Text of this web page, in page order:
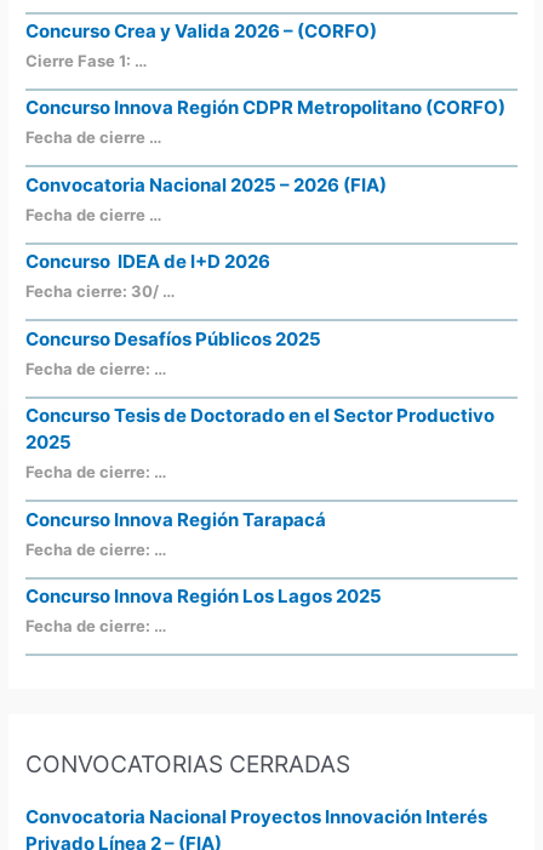
Concurso Crea y Valida 2026 – (CORFO)
Cierre Fase 1: …
Concurso Innova Región CDPR Metropolitano (CORFO)
Fecha de cierre …
Convocatoria Nacional 2025 – 2026 (FIA)
Fecha de cierre …
Concurso IDEA de I+D 2026
Fecha cierre: 30/ …
Concurso Desafíos Públicos 2025
Fecha de cierre: …
Concurso Tesis de Doctorado en el Sector Productivo
2025
Fecha de cierre: …
Concurso Innova Región Tarapacá
Fecha de cierre: …
Concurso Innova Región Los Lagos 2025
Fecha de cierre: …
CONVOCATORIAS CERRADAS
Convocatoria Nacional Proyectos Innovación Interés
Privado Línea 2 – (FIA)